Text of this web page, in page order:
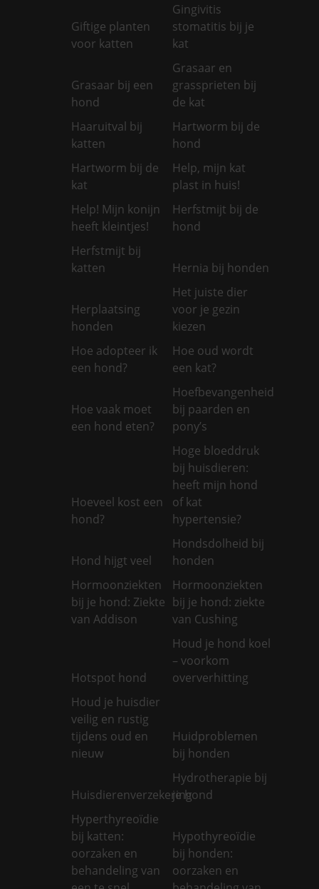
Giftige planten
voor katten
Gingivitis
stomatitis bij je
kat
Grasaar bij een
hond
Grasaar en
grassprieten bij
de kat
Haaruitval bij
katten
Hartworm bij de
hond
Hartworm bij de
kat
Help, mijn kat
plast in huis!
Help! Mijn konijn
heeft kleintjes!
Herfstmijt bij de
hond
Herfstmijt bij
katten
Hernia bij honden
Herplaatsing
honden
Het juiste dier
voor je gezin
kiezen
Hoe adopteer ik
een hond?
Hoe oud wordt
een kat?
Hoe vaak moet
een hond eten?
Hoefbevangenheid
bij paarden en
pony’s
Hoeveel kost een
hond?
Hoge bloeddruk
bij huisdieren:
heeft mijn hond
of kat
hypertensie?
Hond hijgt veel
Hondsdolheid bij
honden
Hormoonziekten
bij je hond: Ziekte
van Addison
Hormoonziekten
bij je hond: ziekte
van Cushing
Hotspot hond
Houd je hond koel
– voorkom
oververhitting
Houd je huisdier
veilig en rustig
tijdens oud en
nieuw
Huidproblemen
bij honden
Huisdierenverzekering
Hydrotherapie bij
je hond
Hyperthyreoïdie
bij katten:
oorzaken en
behandeling van
Hypothyreoïdie
bij honden:
oorzaken en